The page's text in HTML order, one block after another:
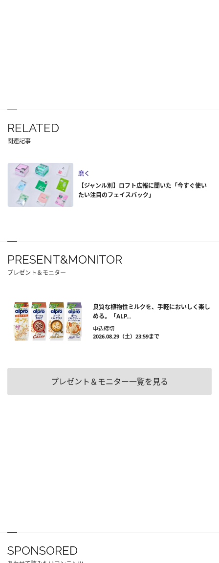
RELATED
関連記事
磨く
【ジャンル別】ロフト広報に聞いた「今すぐ使い
たい注目のフェイスパック」
PRESENT&MONITOR
プレゼント＆モニター
良質な植物性ミルクを、手軽においしく楽し
める。「ALP...
申込締切
2026.08.29（土）23:59まで
プレゼント＆モニター一覧を見る
SPONSORED